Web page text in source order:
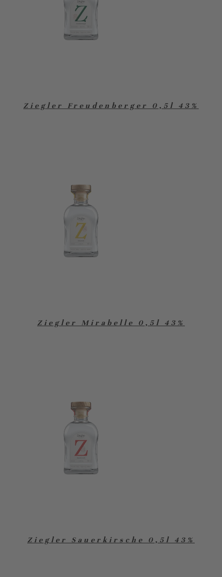
Ziegler Freudenberger 0,5l 43%
Ziegler Mirabelle 0,5l 43%
Ziegler Sauerkirsche 0,5l 43%